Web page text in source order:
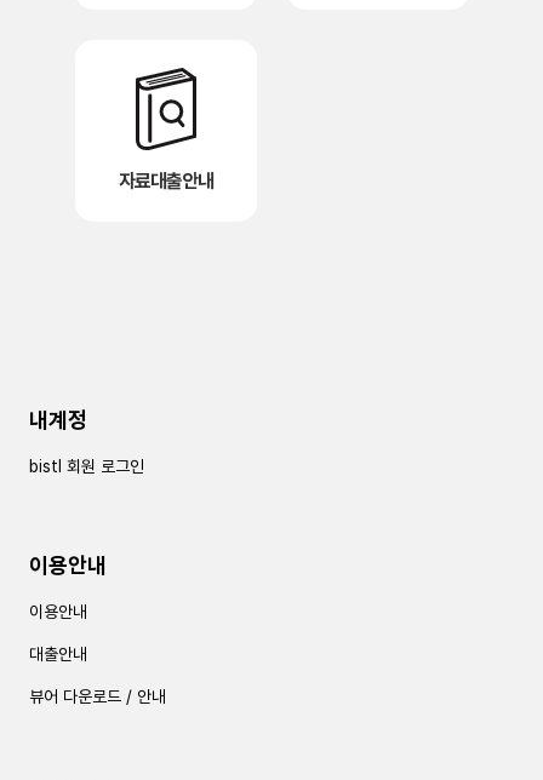
자료대출안내
내계정
bistl 회원 로그인
이용안내
이용안내
대출안내
뷰어 다운로드 / 안내